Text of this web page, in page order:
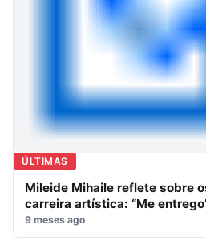
ÚLTIMAS
Mileide Mihaile reflete sobre
carreira artística: “Me
9 meses ago